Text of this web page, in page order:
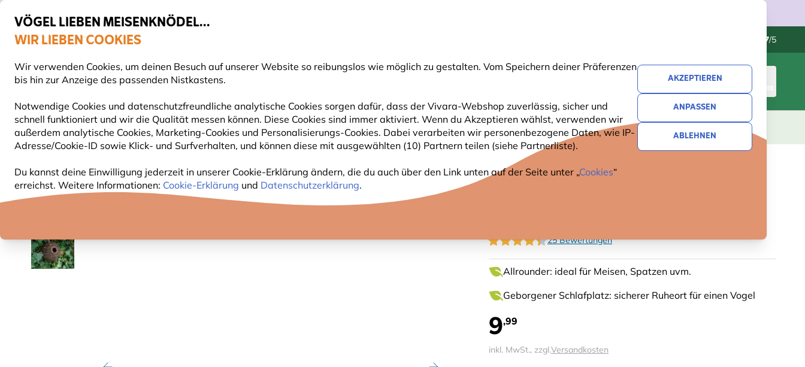
VÖGEL LIEBEN MEISENKNÖDEL...
WIR LIEBEN COOKIES
Wir verwenden Cookies, um deinen Besuch auf unserer Website so reibungslos wie möglich zu gestalten. Vom Speichern deiner Präferenzen
bis hin zur Anzeige des passenden Nistkastens.
Notwendige Cookies und datenschutzfreundliche analytische Cookies sorgen dafür, dass der Vivara-Webshop zuverlässig, sicher und
schnell funktioniert und wir die Qualität messen können. Diese Cookies sind immer aktiviert. Wenn du Akzeptieren wählst, verwenden wir
außerdem analytische Cookies, Marketing-Cookies und Personalisierungs-Cookies. Dabei verarbeiten wir personenbezogene Daten, wie IP-
Adresse/Cookie-ID sowie Klick- und Surfverhalten, und können diese mit ausgewählten (10) Partnern teilen (siehe Partnerliste).
Du kannst deine Einwilligung jederzeit in unserer Cookie-Erklärung ändern, die du auch über den Link unten auf der Seite unter „Cookies“
erreichst. Weitere Informationen: Cookie-Erklärung und Datenschutzerklärung.
AKZEPTIEREN
ANPASSEN
ABLEHNEN
Gratis Versand ab 49 € 4.7/5
Suche
WARENKORB
VOGELFUTTER FUTTERHÄUSER NISTKÄSTEN GARTENTIERE PFLANZEN NATURBEOBACHTUNG GESCHENKE NEUHEITEN ANGEBOTE
25 Bewertungen
Allrounder: ideal für Meisen, Spatzen uvm.
Geborgener Schlafplatz: sicherer Ruheort für einen Vogel
9,99
inkl. MwSt., zzgl.Versandkosten